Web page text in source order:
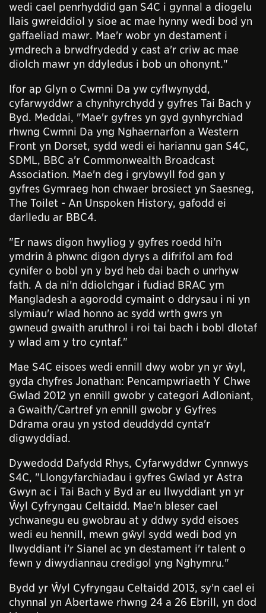
wedi cael penrhyddid gan S4C i gynnal a diogelu
llais gwreiddiol y sioe ac mae hynny wedi bod yn
gaffaeliad mawr. Mae'r wobr yn destament i
ymdrech a brwdfrydedd y cast a'r criw ac mae
diolch mawr yn ddyledus i bob un ohonynt."
Ifor ap Glyn o Cwmni Da yw cyflwynydd,
cyfarwyddwr a chynhyrchydd y gyfres Tai Bach y
Byd. Meddai, "Mae'r gyfres yn gyd gynhyrchiad
rhwng Cwmni Da yng Nghaernarfon a Western
Front yn Dorset, sydd wedi ei hariannu gan S4C,
SDML, BBC a'r Commonwealth Broadcast
Association. Mae'n deg i grybwyll fod gan y
gyfres Gymraeg hon chwaer brosiect yn Saesneg,
The Toilet - An Unspoken History, gafodd ei
darlledu ar BBC4.
"Er naws digon hwyliog y gyfres roedd hi'n
ymdrin â phwnc digon dyrys a difrifol am fod
cynifer o bobl yn y byd heb dai bach o unrhyw
fath. A da ni'n ddiolchgar i fudiad BRAC ym
Mangladesh a agorodd cymaint o ddrysau i ni yn
slymiau'r wlad honno ac sydd wrth gwrs yn
gwneud gwaith aruthrol i roi tai bach i bobl dlotaf
y wlad am y tro cyntaf."
Mae S4C eisoes wedi ennill dwy wobr yn yr ŵyl,
gyda chyfres Jonathan: Pencampwriaeth Y Chwe
Gwlad 2012 yn ennill gwobr y categori Adloniant,
a Gwaith/Cartref yn ennill gwobr y Gyfres
Ddrama orau yn ystod deuddydd cynta'r
digwyddiad.
Dywedodd Dafydd Rhys, Cyfarwyddwr Cynnwys
S4C, "Llongyfarchiadau i gyfres Gwlad yr Astra
Gwyn ac i Tai Bach y Byd ar eu llwyddiant yn yr
Ŵyl Cyfryngau Celtaidd. Mae'n bleser cael
ychwanegu eu gwobrau at y ddwy sydd eisoes
wedi eu hennill, mewn gŵyl sydd wedi bod yn
llwyddiant i'r Sianel ac yn destament i'r talent o
fewn y diwydiannau credigol yng Nghymru."
Bydd yr Ŵyl Cyfryngau Celtaidd 2013, sy'n cael ei
chynnal yn Abertawe rhwng 24 a 26 Ebrill, yn dod